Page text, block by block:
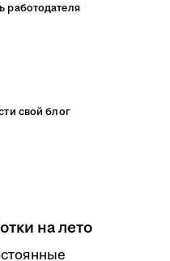
работодателя
свой блог
на лето